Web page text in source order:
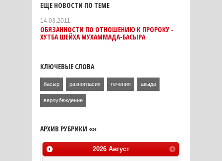
ЕЩЕ НОВОСТИ ПО ТЕМЕ
14.03.2011
ОБЯЗАННОСТИ ПО ОТНОШЕНИЮ К ПРОРОКУ -
ХУТБА ШЕЙХА МУХАММАДА-БАСЫРА
КЛЮЧЕВЫЕ СЛОВА
басыр разногласия течения акыда
вероубеждение
АРХИВ РУБРИКИ «»
2026 Август